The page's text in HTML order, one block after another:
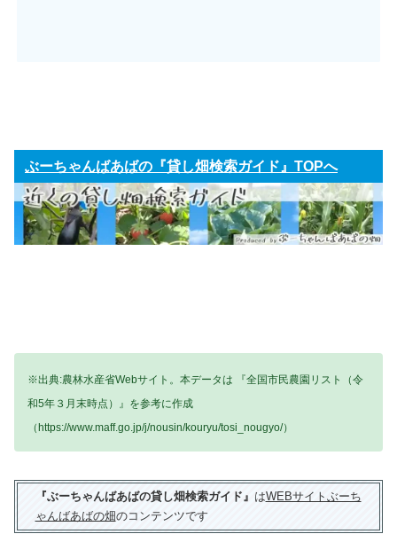
ぶーちゃんばあばの『貸し畑検索ガイド』TOPへ
※出典:農林水産省Webサイト。本データは 『全国市民農園リスト（令
和5年３月末時点）』を参考に作成
（https://www.maff.go.jp/j/nousin/kouryu/tosi_nougyo/）
『ぶーちゃんばあばの貸し畑検索ガイド』 はWEBサイトぶーち
ゃんばあばの畑のコンテンツです